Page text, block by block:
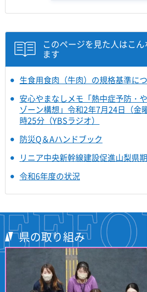
このページを見た人はこ
ます
生食用食肉（牛肉）の規格基準に
安心やまなしメモ「熱中症予防・
ゾーン構想」令和2年7月24日（金
時25分（YBSラジオ）
防災Q＆Aハンドブック
リニア中央新幹線建設促進山梨県
令和6年度の状況
県の取り組み